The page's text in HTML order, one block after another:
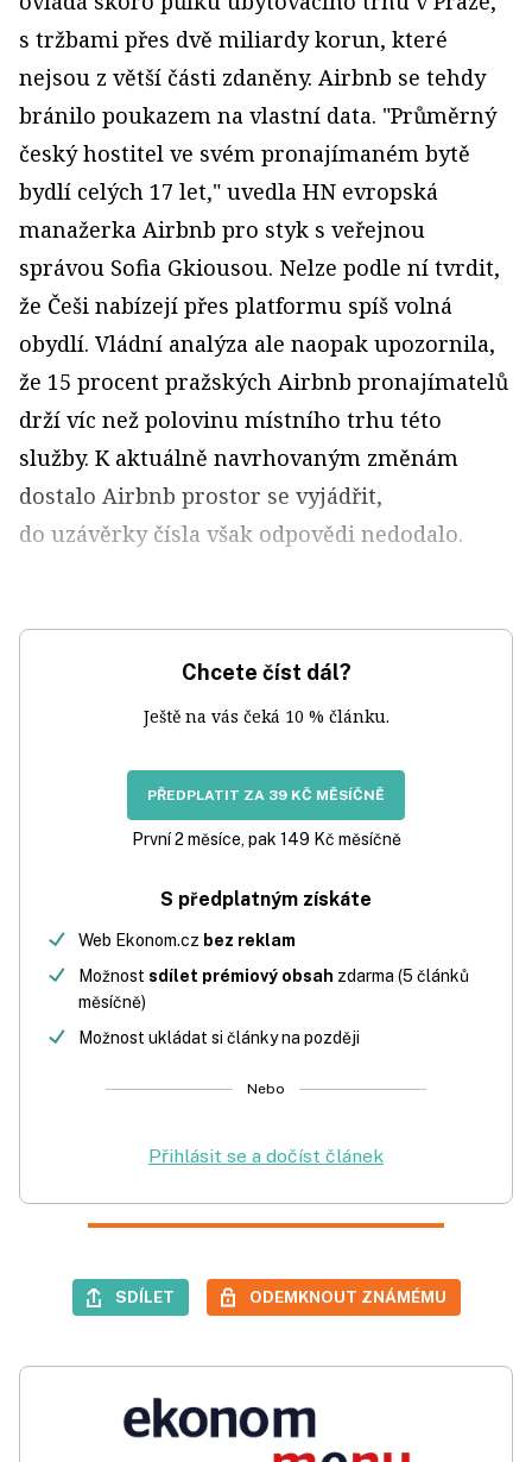
s tržbami přes dvě miliardy korun, které
nejsou z větší části zdaněny. Airbnb se tehdy
bránilo poukazem na vlastní data. "Průměrný
český hostitel ve svém pronajímaném bytě
bydlí celých 17 let," uvedla HN evropská
manažerka Airbnb pro styk s veřejnou
správou Sofia Gkiousou. Nelze podle ní tvrdit,
že Češi nabízejí přes platformu spíš volná
obydlí. Vládní analýza ale naopak upozornila,
že 15 procent pražských Airbnb pronajímatelů
drží víc než polovinu místního trhu této
služby. K aktuálně navrhovaným změnám
dostalo Airbnb prostor se vyjádřit,
do uzávěrky čísla však odpovědi nedodalo.
Chcete číst dál?
Ještě na vás čeká 10 % článku.
PŘEDPLATIT ZA 39 KČ MĚSÍČNĚ
První 2 měsíce, pak 149 Kč měsíčně
S předplatným získáte
Web Ekonom.cz bez reklam
Možnost sdílet prémiový obsah zdarma (5 článků
měsíčně)
Možnost ukládat si články na později
Nebo
Přihlásit se a dočíst článek
SDÍLET ODEMKNOUT ZNÁMÉMU